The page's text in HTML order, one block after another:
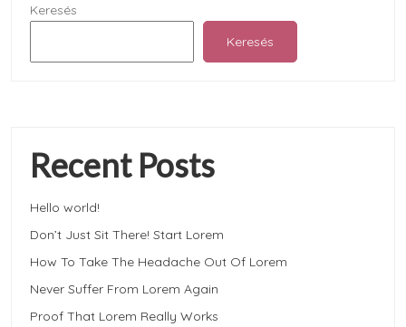
Keresés
Keresés
Recent Posts
Hello world!
Don’t Just Sit There! Start Lorem
How To Take The Headache Out Of Lorem
Never Suffer From Lorem Again
Proof That Lorem Really Works